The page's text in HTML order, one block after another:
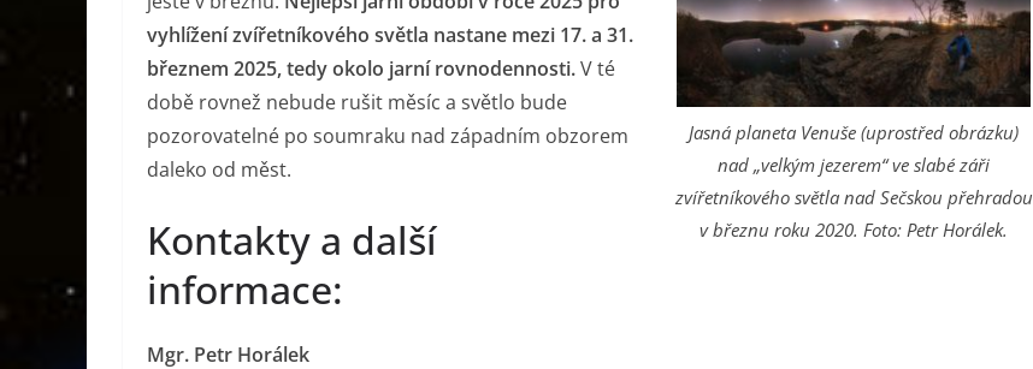
Jasná planeta Venuše (uprostřed obrázku)
nad „velkým jezerem“ ve slabé záři
zvířetníkového světla nad Sečskou přehradou
v březnu roku 2020. Foto: Petr Horálek.
vyhlížení zvířetníkového světla nastane mezi 17. a 31.
březnem 2025, tedy okolo jarní rovnodennosti.V té
době rovnež nebude rušit měsíc a světlo bude
pozorovatelné po soumraku nad západním obzorem
daleko od měst.
Kontakty a další
informace:
Mgr. Petr Horálek